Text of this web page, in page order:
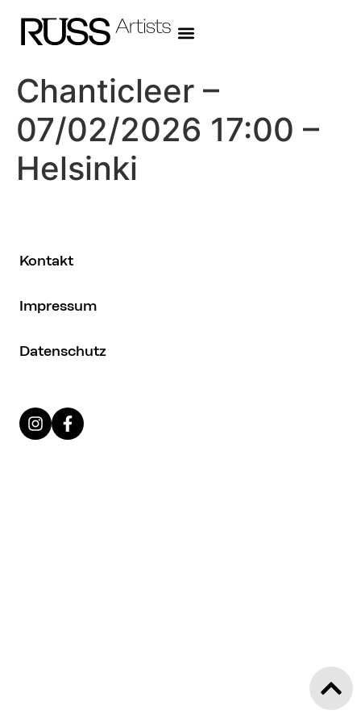
Chanticleer –
07/02/2026 17:00 –
Helsinki
Kontakt
Impressum
Datenschutz